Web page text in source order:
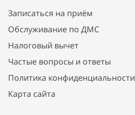
Записаться на приём
Обслуживание по ДМС
Налоговый вычет
Частые вопросы и ответы
Политика конфиденциальности
Карта сайта